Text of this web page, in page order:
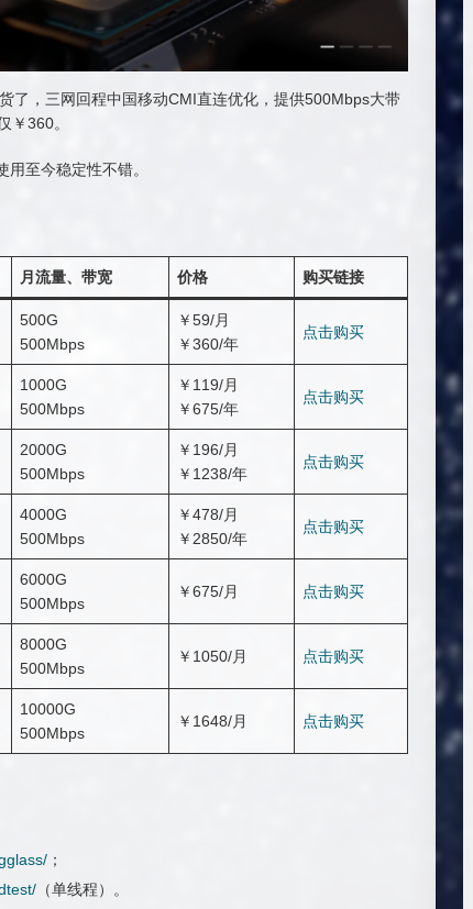
了，三网回程中国移动CMI直连优化，提供500Mbps大带
￥360。
至今稳定性不错。
月流量、带宽 价格 购买链接
500G
500Mbps
￥59/月
￥360/年
点击购买
1000G
500Mbps
￥119/月
￥675/年
点击购买
2000G
500Mbps
￥196/月
￥1238/年
点击购买
4000G
500Mbps
￥478/月
￥2850/年
点击购买
6000G
500Mbps
￥675/月 点击购买
8000G
500Mbps
￥1050/月 点击购买
10000G
500Mbps
￥1648/月 点击购买
；
（单线程）。